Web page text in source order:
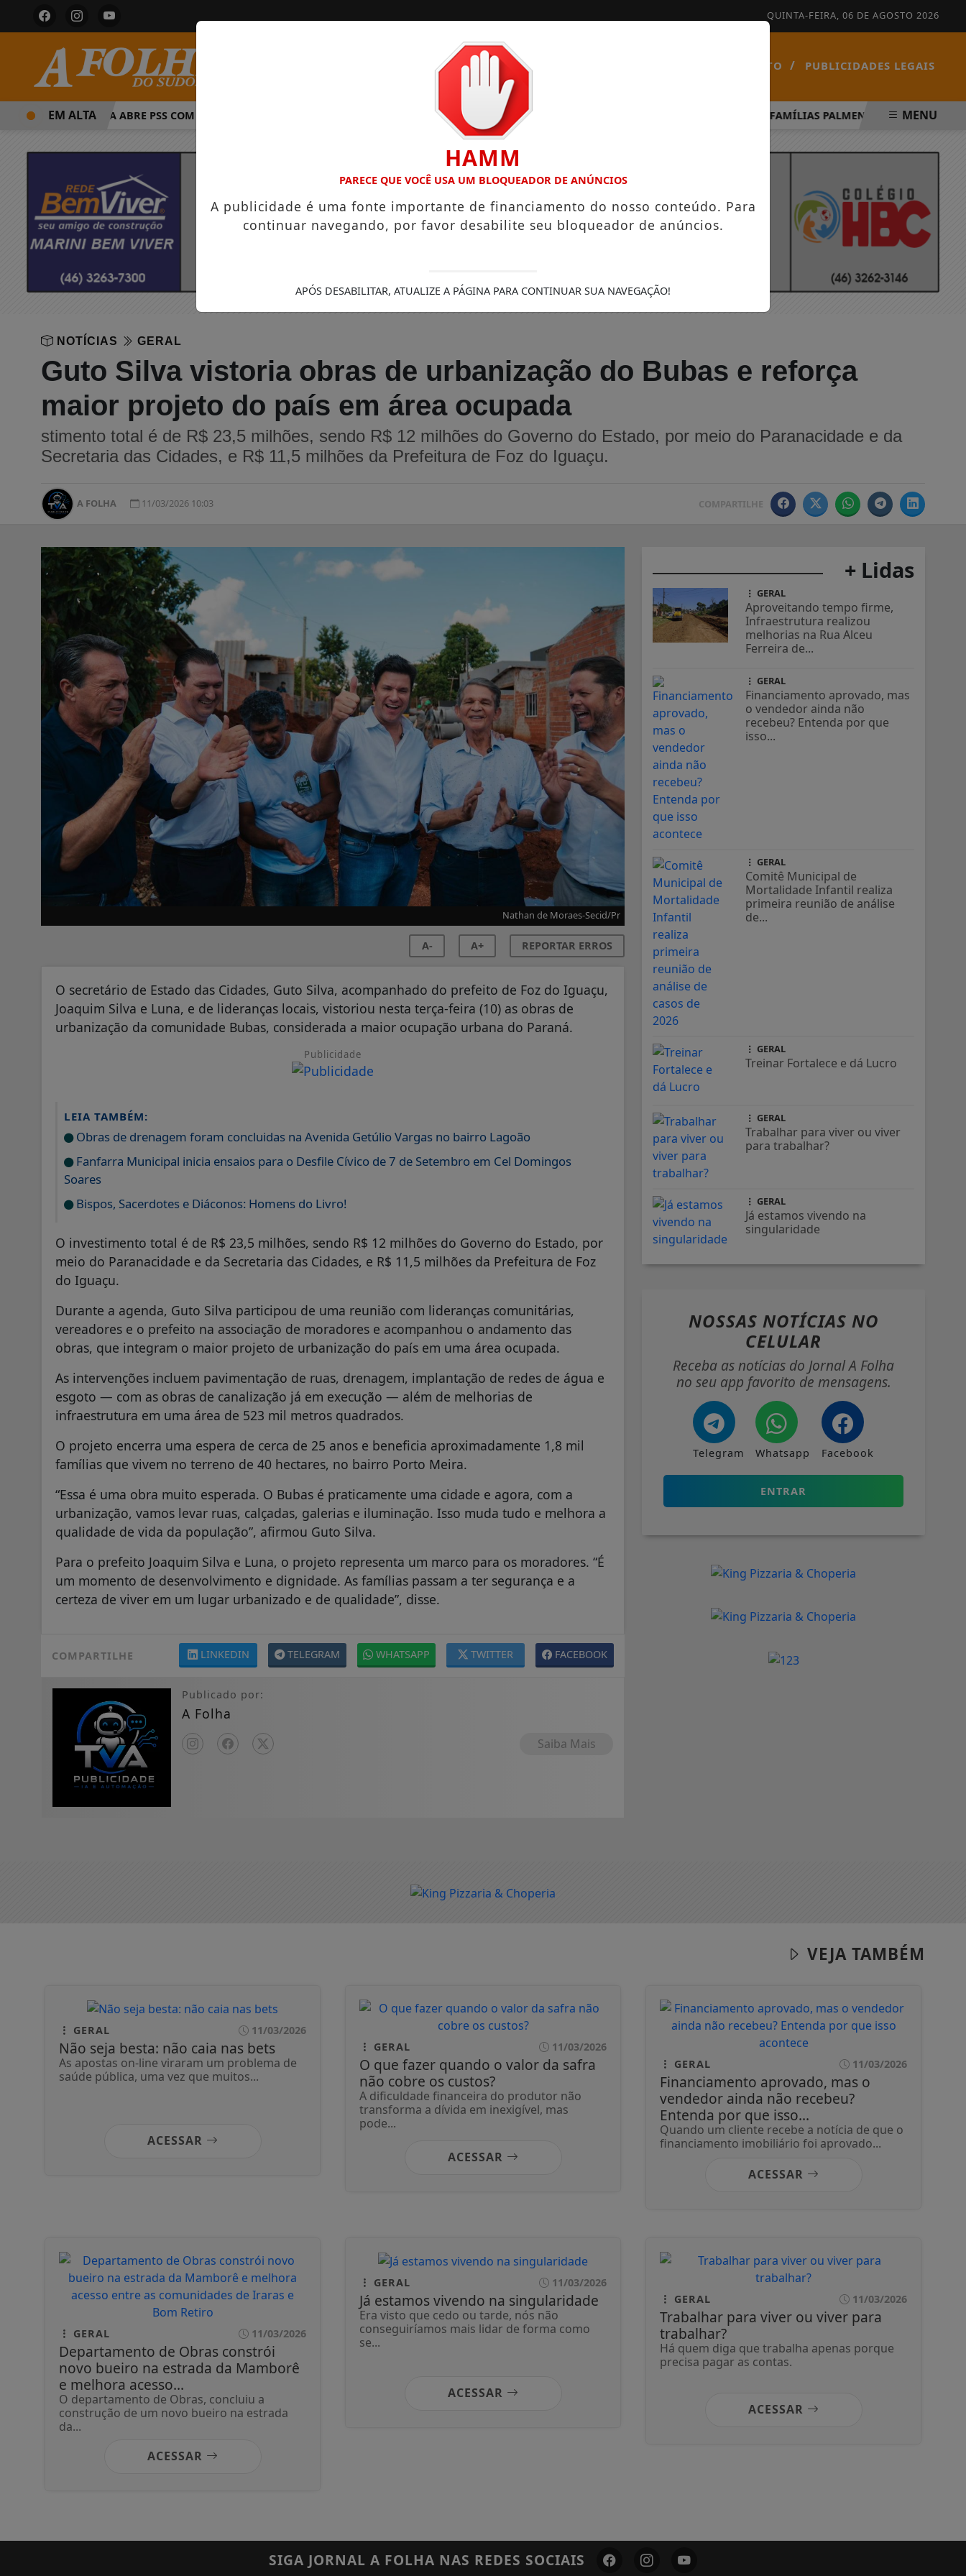
QUINTA-FEIRA, 06 DE AGOSTO 2026
INÍCIO CONTATO / PUBLICIDADES LEGAIS
PREFEITURA ABRE PSS COM VAGAS EM SEIS FUNÇÕES E SALÁRIOS QUE CHEGAM A R$ 3,8 MIL IGREJA DO DIVINO ESPÍRITO SANTO FAMÍLIAS PALMENSES FORAM
EM ALTA MENU
NOTÍCIAS GERAL
Guto Silva vistoria obras de urbanização do Bubas e reforça
maior projeto do país em área ocupada
stimento total é de R$ 23,5 milhões, sendo R$ 12 milhões do Governo do Estado, por meio do Paranacidade e da
Secretaria das Cidades, e R$ 11,5 milhões da Prefeitura de Foz do Iguaçu.
A FOLHA 11/03/2026 10:03 COMPARTILHE
Nathan de Moraes-Secid/Pr
A- A+ REPORTAR ERROS
O secretário de Estado das Cidades, Guto Silva, acompanhado do prefeito de Foz do Iguaçu,
Joaquim Silva e Luna, e de lideranças locais, vistoriou nesta terça-feira (10) as obras de
urbanização da comunidade Bubas, considerada a maior ocupação urbana do Paraná.
Publicidade
LEIA TAMBÉM:
Obras de drenagem foram concluidas na Avenida Getúlio Vargas no bairro Lagoão
Fanfarra Municipal inicia ensaios para o Desfile Cívico de 7 de Setembro em Cel Domingos
Soares
Bispos, Sacerdotes e Diáconos: Homens do Livro!
O investimento total é de R$ 23,5 milhões, sendo R$ 12 milhões do Governo do Estado, por
meio do Paranacidade e da Secretaria das Cidades, e R$ 11,5 milhões da Prefeitura de Foz
do Iguaçu.
Durante a agenda, Guto Silva participou de uma reunião com lideranças comunitárias,
vereadores e o prefeito na associação de moradores e acompanhou o andamento das
obras, que integram o maior projeto de urbanização do país em uma área ocupada.
As intervenções incluem pavimentação de ruas, drenagem, implantação de redes de água e
esgoto — com as obras de canalização já em execução — além de melhorias de
infraestrutura em uma área de 523 mil metros quadrados.
O projeto encerra uma espera de cerca de 25 anos e beneficia aproximadamente 1,8 mil
famílias que vivem no terreno de 40 hectares, no bairro Porto Meira.
“Essa é uma obra muito esperada. O Bubas é praticamente uma cidade e agora, com a
urbanização, vamos levar ruas, calçadas, galerias e iluminação. Isso muda tudo e melhora a
qualidade de vida da população”, afirmou Guto Silva.
Para o prefeito Joaquim Silva e Luna, o projeto representa um marco para os moradores. “É
um momento de desenvolvimento e dignidade. As famílias passam a ter segurança e a
certeza de viver em um lugar urbanizado e de qualidade”, disse.
COMPARTILHE FACEBOOK
TWITTER
WHATSAPP
TELEGRAM
LINKEDIN
Publicado por:
A Folha
Saiba Mais
+ Lidas
GERAL
Aproveitando tempo firme,
Infraestrutura realizou
melhorias na Rua Alceu
Ferreira de...
GERAL
Financiamento aprovado, mas
o vendedor ainda não
recebeu? Entenda por que
isso...
GERAL
Comitê Municipal de
Mortalidade Infantil realiza
primeira reunião de análise
de...
GERAL
Treinar Fortalece e dá Lucro
GERAL
Trabalhar para viver ou viver
para trabalhar?
GERAL
Já estamos vivendo na
singularidade
NOSSAS NOTÍCIAS NO
CELULAR
Receba as notícias do Jornal A Folha
no seu app favorito de mensagens.
Telegram Whatsapp Facebook
ENTRAR
VEJA TAMBÉM
GERAL 11/03/2026
Não seja besta: não caia nas bets
As apostas on-line viraram um problema de
saúde pública, uma vez que muitos...
ACESSAR
GERAL 11/03/2026
O que fazer quando o valor da safra
não cobre os custos?
A dificuldade financeira do produtor não
transforma a dívida em inexigível, mas
pode...
ACESSAR
GERAL 11/03/2026
Financiamento aprovado, mas o
vendedor ainda não recebeu?
Entenda por que isso...
Quando um cliente recebe a notícia de que o
financiamento imobiliário foi aprovado...
ACESSAR
GERAL 11/03/2026
Departamento de Obras constrói
novo bueiro na estrada da Mamborê
e melhora acesso...
O departamento de Obras, concluiu a
construção de um novo bueiro na estrada
da...
ACESSAR
GERAL 11/03/2026
Já estamos vivendo na singularidade
Era visto que cedo ou tarde, nós não
conseguiríamos mais lidar de forma como
se...
ACESSAR
GERAL 11/03/2026
Trabalhar para viver ou viver para
trabalhar?
Há quem diga que trabalha apenas porque
precisa pagar as contas.
ACESSAR
SIGA JORNAL A FOLHA NAS REDES SOCIAIS
HAMM
PARECE QUE VOCÊ USA UM BLOQUEADOR DE ANÚNCIOS
A publicidade é uma fonte importante de financiamento do nosso conteúdo. Para
continuar navegando, por favor desabilite seu bloqueador de anúncios.
APÓS DESABILITAR, ATUALIZE A PÁGINA PARA CONTINUAR SUA NAVEGAÇÃO!